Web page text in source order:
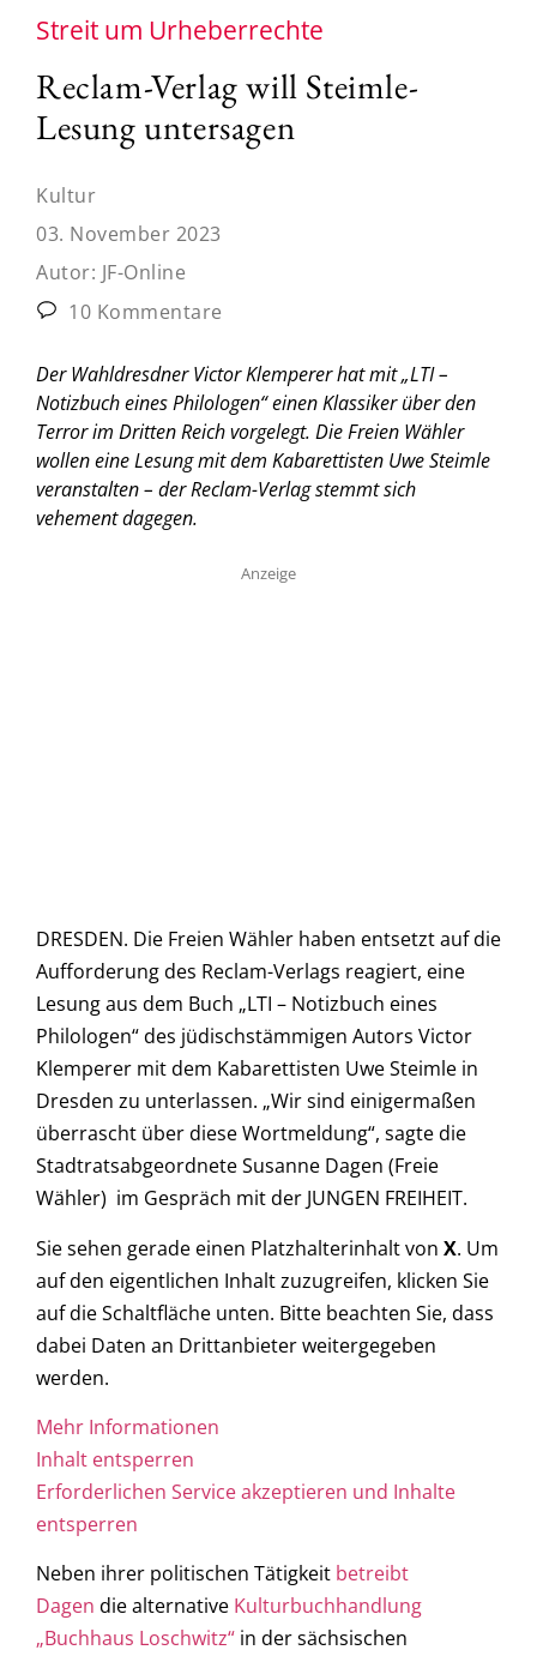
Streit um Urheberrechte
Reclam-Verlag will Steimle-
Lesung untersagen
Kultur
03. November 2023
Autor: JF-Online
10 Kommentare
Der Wahldresdner Victor Klemperer hat mit „LTI –
Notizbuch eines Philologen“ einen Klassiker über den
Terror im Dritten Reich vorgelegt. Die Freien Wähler
wollen eine Lesung mit dem Kabarettisten Uwe Steimle
veranstalten – der Reclam-Verlag stemmt sich
vehement dagegen.
Anzeige
DRESDEN. Die Freien Wähler haben entsetzt auf die
Aufforderung des Reclam-Verlags reagiert, eine
Lesung aus dem Buch „LTI – Notizbuch eines
Philologen“ des jüdischstämmigen Autors Victor
Klemperer mit dem Kabarettisten Uwe Steimle in
Dresden zu unterlassen. „Wir sind einigermaßen
überrascht über diese Wortmeldung“, sagte die
Stadtratsabgeordnete Susanne Dagen (Freie
Wähler) im Gespräch mit der JUNGEN FREIHEIT.
Sie sehen gerade einen Platzhalterinhalt von X. Um
auf den eigentlichen Inhalt zuzugreifen, klicken Sie
auf die Schaltfläche unten. Bitte beachten Sie, dass
dabei Daten an Drittanbieter weitergegeben
werden.
Mehr Informationen
Inhalt entsperren
Erforderlichen Service akzeptieren und Inhalte
entsperren
Neben ihrer politischen Tätigkeit betreibt
Dagen die alternative Kulturbuchhandlung
„Buchhaus Loschwitz“ in der sächsischen